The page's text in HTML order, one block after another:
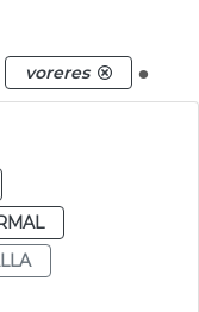
voreres .